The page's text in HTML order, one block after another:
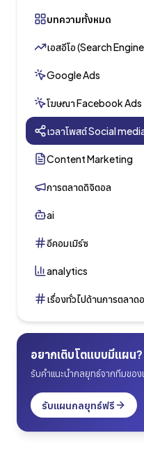
บทความทั้งหมด
เอสอีโอ (Search
Google Ads
โฆษณา Facebook Ads
เวลาโพสต์ Social
Content Marketing
การตลาดดิจิตอล
ai
อีคอมเมิร์ซ
analytics
เรื่องทั่วไปด้านการตลาด
อยากเติบโตแบบมีแผน?
รับคำแนะนำกลยุทธ์จากทีมของ
รับแผนกลยุทธ์ฟรี